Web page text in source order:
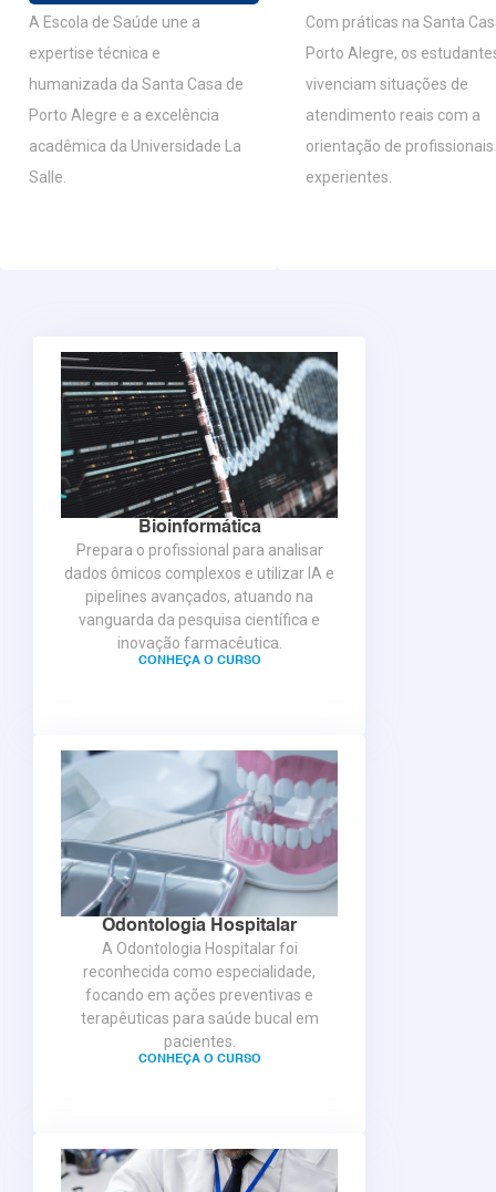
A Escola de Saúde une a
expertise técnica e
humanizada da Santa Casa de
Porto Alegre e a excelência
acadêmica da Universidade La
Salle.
Com práticas na Santa
Porto Alegre, os
vivenciam situações de
atendimento reais com a
orientação de profissionais
experientes.
Bioinformática
Prepara o profissional para analisar
dados ômicos complexos e utilizar IA e
pipelines avançados, atuando na
vanguarda da pesquisa científica e
inovação farmacêutica.
CONHEÇA O CURSO
Odontologia Hospitalar
A Odontologia Hospitalar foi
reconhecida como especialidade,
focando em ações preventivas e
terapêuticas para saúde bucal em
pacientes.
CONHEÇA O CURSO